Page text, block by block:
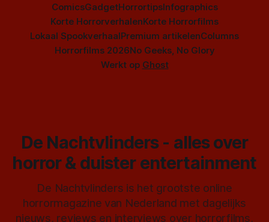
ComicsGadgetHorrortipsInfographics
Korte HorrorverhalenKorte Horrorfilms
Lokaal SpookverhaalPremium artikelenColumns
Horrorfilms 2026No Geeks, No Glory
Werkt op Ghost
De Nachtvlinders - alles over
horror & duister entertainment
De Nachtvlinders is het grootste online
horrormagazine van Nederland met dagelijks
nieuws, reviews en interviews over horrorfilms,